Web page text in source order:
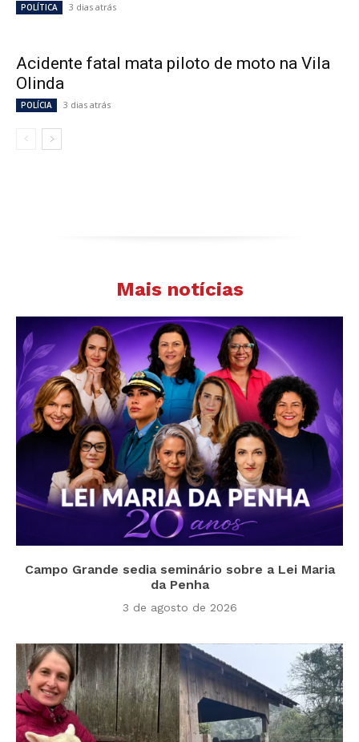
POLÍTICA 3 dias atrás
Acidente fatal mata piloto de moto na Vila
Olinda
POLÍCIA 3 dias atrás
Mais notícias
Campo Grande sedia seminário sobre a Lei Maria
da Penha
3 de agosto de 2026